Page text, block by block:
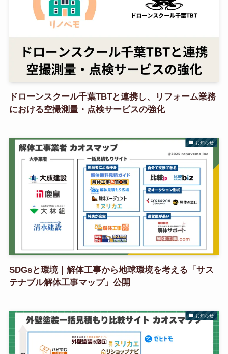
ドローンスクール千葉TBTと連携し、リフォーム業務
における空撮測量・点検サービスの強化
お知らせ
SDGsと環境｜解体工事から地球環境を考える「サス
テナブル解体工事マップ」公開
お知らせ